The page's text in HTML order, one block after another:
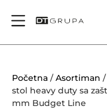
Početna /Asortiman /
stol heavy duty sa
mm Budget Line